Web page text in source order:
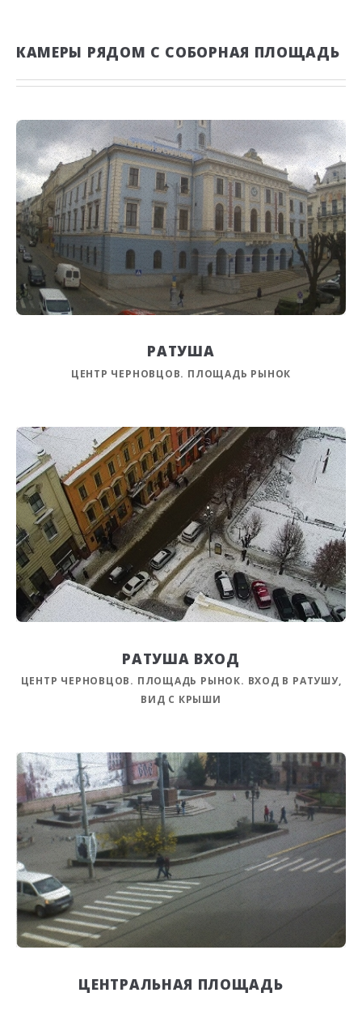
КАМЕРЫ РЯДОМ С СОБОРНАЯ ПЛОЩАДЬ
РАТУША
ЦЕНТР ЧЕРНОВЦОВ. ПЛОЩАДЬ РЫНОК
РАТУША ВХОД
ЦЕНТР ЧЕРНОВЦОВ. ПЛОЩАДЬ РЫНОК. ВХОД В РАТУШУ,
ВИД С КРЫШИ
ЦЕНТРАЛЬНАЯ ПЛОЩАДЬ